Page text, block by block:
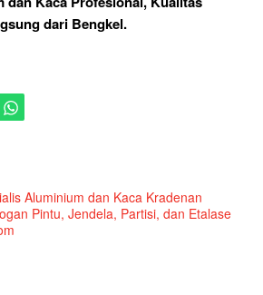
dari Bengkel.
Aluminium dan Kaca Kradenan
Pintu, Jendela, Partisi, dan Etalase